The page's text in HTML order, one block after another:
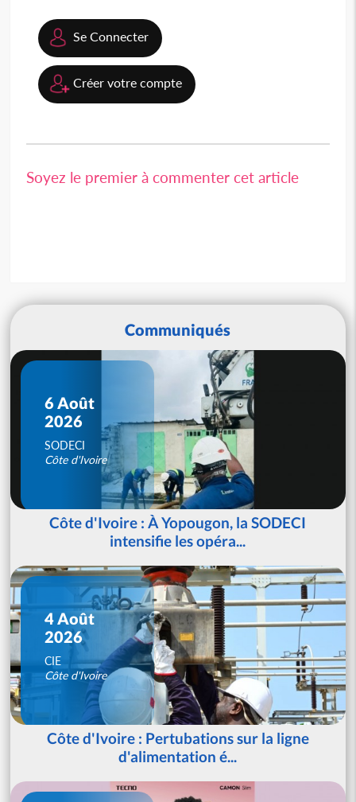
Se Connecter
Créer votre compte
Soyez le premier à commenter cet article
Communiqués
6 Août
2026
SODECI
Côte d'Ivoire
Côte d'Ivoire : À Yopougon, la SODECI
intensifie les opéra...
4 Août
2026
CIE
Côte d'Ivoire
Côte d'Ivoire : Pertubations sur la ligne
d'alimentation é...